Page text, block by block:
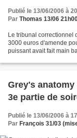
Publié le 13/06/2006 à
Par Thomas 13/06
Le tribunal correctionnel
3000 euros d'amende
puissant avait fait main
Grey's anatomy
3e partie de
Publié le 13/06/2006 à
Par François 31/03